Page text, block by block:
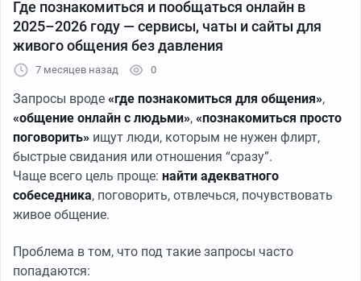
существуют сейчас
Знакомства в интернете давно перестали быть только
«сайтами знакомств».
сайты и приложения знакомств;
чаты для общения;
сервисы знакомств в мессенджерах;
городские и тематические чаты;
платформы для общения по интересам.
У каждого формата свои плюсы, и выбор зависит от
того,что именно вы ищете
Где познакомиться и пообщаться онлайн в
2025–2026 году — сервисы, чаты и сайты для
живого общения без давления
7 месяцев назад 0
Запросы вроде «где познакомиться для общения»,
«общение онлайн с людьми», «познакомиться просто
поговорить» ищут люди, которым не нужен флирт,
быстрые свидания или отношения “сразу”.
Чаще всего цель проще: найти адекватного
собеседника, поговорить, отвлечься, почувствовать
живое общение.
Проблема в том, что под такие запросы часто
попадаются: